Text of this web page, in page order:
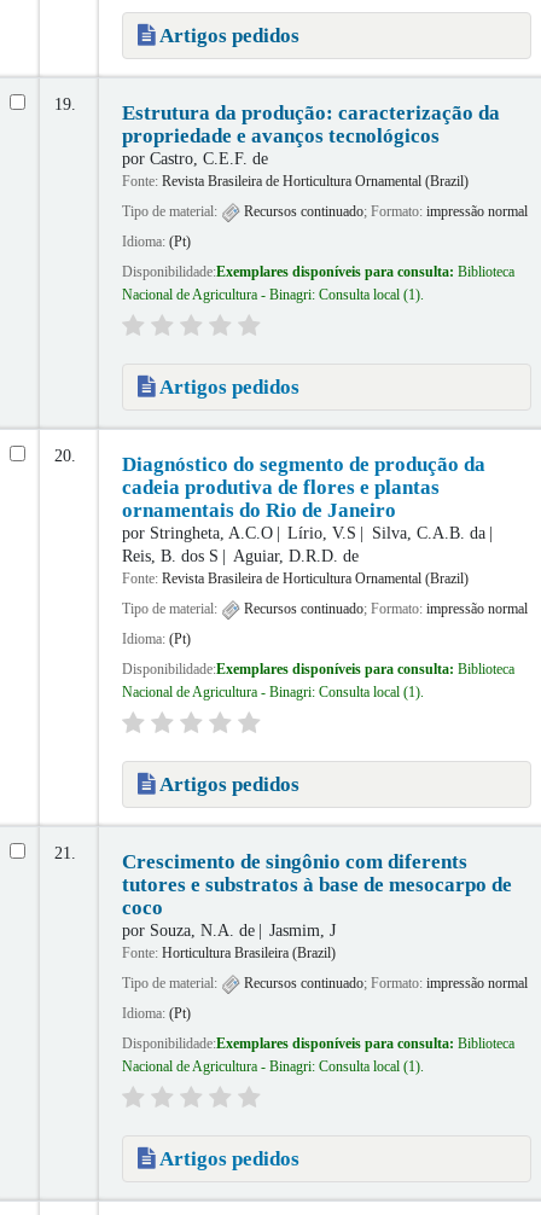
Artigos pedidos
19.
Estrutura da produção: caracterização da
propriedade e avanços tecnológicos
por Castro, C.E.F. de
Fonte: Revista Brasileira de Horticultura Ornamental (Brazil)
Tipo de material:
Recursos continuado; Formato: impressão normal
Idioma: (Pt)
Disponibilidade:Exemplares disponíveis para consulta: Biblioteca
Nacional de Agricultura - Binagri: Consulta local (1).
Artigos pedidos
20.
Diagnóstico do segmento de produção da
cadeia produtiva de flores e plantas
ornamentais do Rio de Janeiro
por Stringheta, A.C.O Lírio, V.S
Silva, C.A.B. da
Reis, B. dos S
Aguiar, D.R.D. de
Fonte: Revista Brasileira de Horticultura Ornamental (Brazil)
Tipo de material:
Recursos continuado; Formato: impressão normal
Idioma: (Pt)
Disponibilidade:Exemplares disponíveis para consulta: Biblioteca
Nacional de Agricultura - Binagri: Consulta local (1).
Artigos pedidos
21.
Crescimento de singônio com diferents
tutores e substratos à base de mesocarpo de
coco
por Souza, N.A. de Jasmim, J
Fonte: Horticultura Brasileira (Brazil)
Tipo de material:
Recursos continuado; Formato: impressão normal
Idioma: (Pt)
Disponibilidade:Exemplares disponíveis para consulta: Biblioteca
Nacional de Agricultura - Binagri: Consulta local (1).
Artigos pedidos